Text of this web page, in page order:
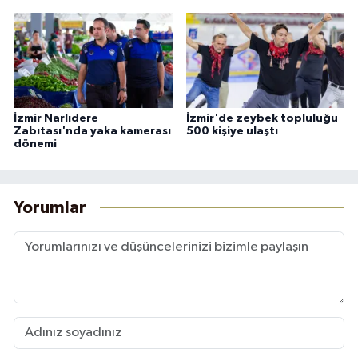
İzmir Narlıdere
Zabıtası'nda yaka kamerası
dönemi
İzmir'de zeybek topluluğu
500 kişiye ulaştı
Yorumlar